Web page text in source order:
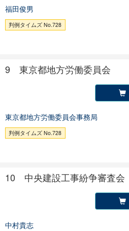
福田俊男
判例タイムズ No.728
9 東京都地方労働委員会
東京都地方労働委員会事務局
判例タイムズ No.728
10 中央建設工事紛争審査会
中村貴志